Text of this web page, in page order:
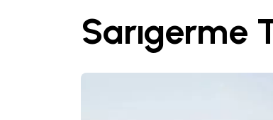
Sarıgerme